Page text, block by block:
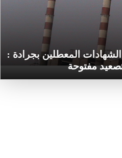
الشهادات المعطلين بجرادة :
مفتوحة